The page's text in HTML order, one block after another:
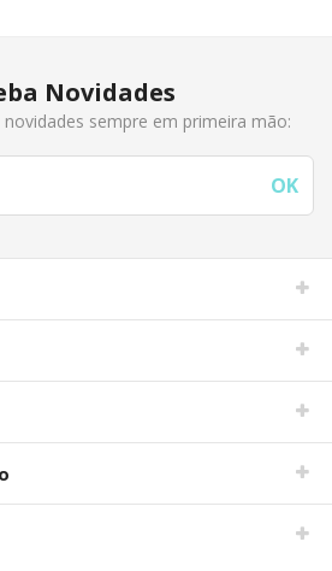
Novidades
sempre em primeira mão: